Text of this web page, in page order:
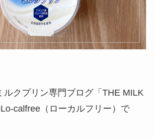
ルクプリン専門ブログ「THE MILK
calfree（ローカルフリー）で